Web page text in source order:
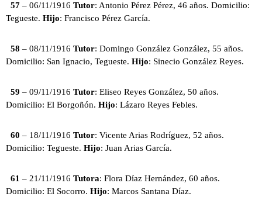
57 – 06/11/1916 Tutor: Antonio Pérez Pérez, 46 años. Domicilio:
Tegueste. Hijo: Francisco Pérez García.
58 – 08/11/1916 Tutor: Domingo González González, 55 años.
Domicilio: San Ignacio, Tegueste. Hijo: Sinecio González Reyes.
59 – 09/11/1916 Tutor: Eliseo Reyes González, 50 años.
Domicilio: El Borgoñón. Hijo: Lázaro Reyes Febles.
60 – 18/11/1916 Tutor: Vicente Arias Rodríguez, 52 años.
Domicilio: Tegueste. Hijo: Juan Arias García.
61 – 21/11/1916 Tutora: Flora Díaz Hernández, 60 años.
Domicilio: El Socorro. Hijo: Marcos Santana Díaz.